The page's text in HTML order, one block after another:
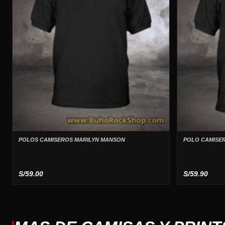
POLOS CAMISEROS MARILYN MANSON
S/59.00
POLO
S/59.90